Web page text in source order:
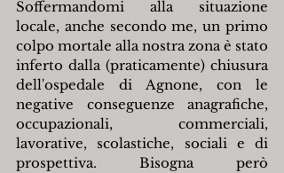
Soffermandomi alla situazione
locale, anche secondo me, un primo
colpo mortale alla nostra zona è stato
inferto dalla (praticamente) chiusura
dell'ospedale di Agnone, con le
negative conseguenze anagrafiche,
occupazionali, commerciali,
lavorative, scolastiche, sociali e di
prospettiva. Bisogna però